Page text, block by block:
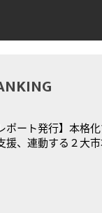
ポート発行】本格
援、連動する２大